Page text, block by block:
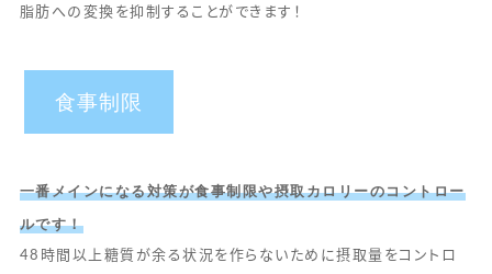
脂肪への変換を抑制することができます！
食事制限
一番メインになる対策が食事制限や摂取カロリーのコントロー
ルです！
48時間以上糖質が余る状況を作らないために摂取量をコントロ